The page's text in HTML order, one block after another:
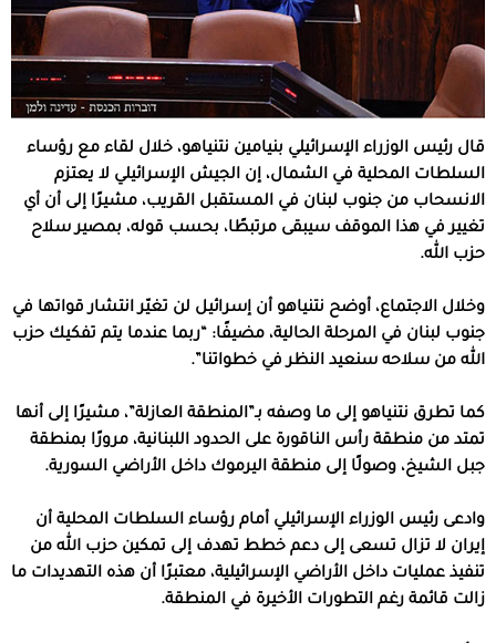
قال رئيس الوزراء الإسرائيلي بنيامين نتنياهو، خلال لقاء مع رؤساء
السلطات المحلية في الشمال، إن الجيش الإسرائيلي لا يعتزم
الانسحاب من جنوب لبنان في المستقبل القريب، مشيرًا إلى أن أي
تغيير في هذا الموقف سيبقى مرتبطًا، بحسب قوله، بمصير سلاح
حزب الله.
وخلال الاجتماع، أوضح نتنياهو أن إسرائيل لن تغيّر انتشار قواتها في
جنوب لبنان في المرحلة الحالية، مضيفًا: “ربما عندما يتم تفكيك حزب
الله من سلاحه سنعيد النظر في خطواتنا”.
كما تطرق نتنياهو إلى ما وصفه بـ”المنطقة العازلة”، مشيرًا إلى أنها
تمتد من منطقة رأس الناقورة على الحدود اللبنانية، مرورًا بمنطقة
جبل الشيخ، وصولًا إلى منطقة اليرموك داخل الأراضي السورية.
وادعى رئيس الوزراء الإسرائيلي أمام رؤساء السلطات المحلية أن
إيران لا تزال تسعى إلى دعم خطط تهدف إلى تمكين حزب الله من
تنفيذ عمليات داخل الأراضي الإسرائيلية، معتبرًا أن هذه التهديدات ما
زالت قائمة رغم التطورات الأخيرة في المنطقة.